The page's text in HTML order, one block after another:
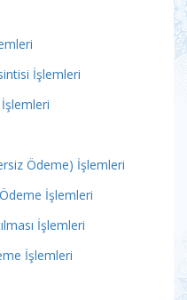
İşlemleri
Ödeme) İşlemleri
İşlemleri
İşlemleri
İşlemleri